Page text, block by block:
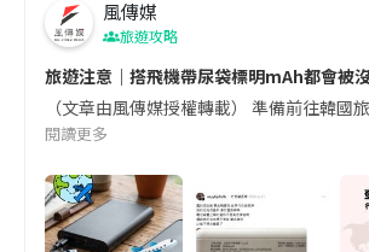
風傳媒
旅遊攻略
旅遊注意｜搭飛機帶尿袋標明mAh都會被
（文章由風傳媒授權轉載） 準備前往韓
閱讀更多